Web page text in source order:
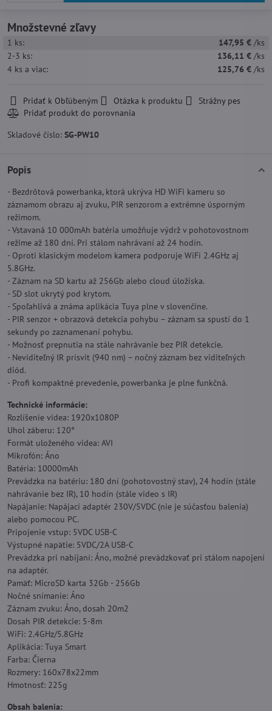
Množstevné zľavy
1 ks: 147,95 € /ks
2-3 ks: 136,11 € /ks
4 ks a viac: 125,76 € /ks
Pridať k Obľúbeným Otázka k produktu Strážny pes
Skladové číslo: SG-PW10
Popis
- Bezdrôtová powerbanka, ktorá ukrýva HD WiFi kameru so
záznamom obrazu aj zvuku, PIR senzorom a extrémne úsporným
režimom.
- Vstavaná 10 000mAh batéria umožňuje výdrž v pohotovostnom
režime až 180 dní. Pri stálom nahrávaní až 24 hodín.
- Oproti klasickým modelom kamera podporuje WiFi 2.4GHz aj
5.8GHz.
- Záznam na SD kartu až 256Gb alebo cloud úložiska.
- SD slot ukrytý pod krytom.
- Spoľahlivá a známa aplikácia Tuya plne v slovenčine.
- PIR senzor + obrazová detekcia pohybu – záznam sa spustí do 1
sekundy po zaznamenaní pohybu.
- Možnosť prepnutia na stále nahrávanie bez PIR detekcie.
- Neviditeľný IR prísvit (940 nm) – nočný záznam bez viditeľných
diód.
- Profi kompaktné prevedenie, powerbanka je plne funkčná.
Technické informácie:
Rozlíšenie videa: 1920x1080P
Uhol záberu: 120°
Formát uloženého videa: AVI
Mikrofón: Áno
Batéria: 10000mAh
Prevádzka na batériu: 180 dní (pohotovostný stav), 24 hodín (stále
nahrávanie bez IR), 10 hodín (stále video s IR)
Napájanie: Napájací adaptér 230V/5VDC (nie je súčasťou balenia)
alebo pomocou PC.
Pripojenie vstup: 5VDC USB-C
Výstupné napätie: 5VDC/2A USB-C
Prevádzka pri nabíjaní: Áno, možné prevádzkovať pri stálom napojení
na adaptér.
Pamäť: MicroSD karta 32Gb - 256Gb
Nočné snímanie: Áno
Záznam zvuku: Áno, dosah 20m2
Dosah PIR detekcie: 5-8m
WiFi: 2.4GHz/5.8GHz
Aplikácia: Tuya Smart
Farba: Čierna
Rozmery: 160x78x22mm
Hmotnosť: 225g
Obsah balenia: